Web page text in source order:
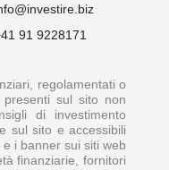
91 9228171
regolamentati o
sul sito non
di investimento
sul sito e accessibili
i banner sui siti web
finanziarie, fornitori